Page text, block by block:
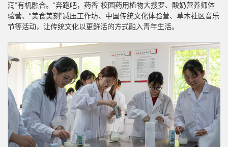
润”有机融合。“奔跑吧，药香”校园药用植物大搜罗、酸奶营养师体
验营、“美食美刻”减压工作坊、中国传统文化体验营、草木社区音乐
节等活动，让传统文化以更鲜活的方式融入青年生活。